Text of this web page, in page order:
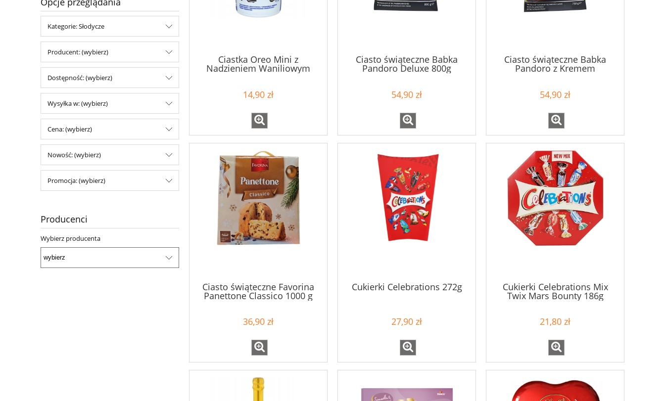
Kategorie: Słodycze
Producent: (wybierz)
Dostępność: (wybierz)
Wysyłka w: (wybierz)
Cena: (wybierz)
Nowość: (wybierz)
Promocja: (wybierz)
Producenci
Wybierz producenta
Ciastka Oreo Mini z
Nadzieniem Waniliowym
Marikzy w Kubeczku 8szt 115g
14,90 zł
Ciasto świąteczne Babka
Pandoro Deluxe 800g
54,90 zł
Ciasto świąteczne Babka
Pandoro z Kremem
54,90 zł
Ciasto świąteczne Favorina
Panettone Classico 1000 g
36,90 zł
Cukierki Celebrations 272g
27,90 zł
Cukierki Celebrations Mix
Twix Mars Bounty 186g
21,80 zł